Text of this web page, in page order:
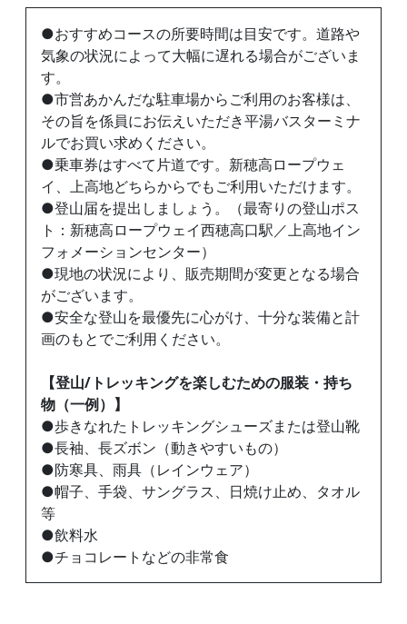
●おすすめコースの所要時間は目安です。道路や
気象の状況によって大幅に遅れる場合がございま
す。
●市営あかんだな駐車場からご利用のお客様は、
その旨を係員にお伝えいただき平湯バスターミナ
ルでお買い求めください。
●乗車券はすべて片道です。新穂高ロープウェ
イ、上高地どちらからでもご利用いただけます。
●登山届を提出しましょう。（最寄りの登山ポス
ト：新穂高ロープウェイ西穂高口駅／上高地イン
フォメーションセンター）
●現地の状況により、販売期間が変更となる場合
がございます。
●安全な登山を最優先に心がけ、十分な装備と計
画のもとでご利用ください。
【登山/トレッキングを楽しむための服装・持ち
物（一例）】
●歩きなれたトレッキングシューズまたは登山靴
●長袖、長ズボン（動きやすいもの）
●防寒具、雨具（レインウェア）
●帽子、手袋、サングラス、日焼け止め、タオル
等
●飲料水
●チョコレートなどの非常食